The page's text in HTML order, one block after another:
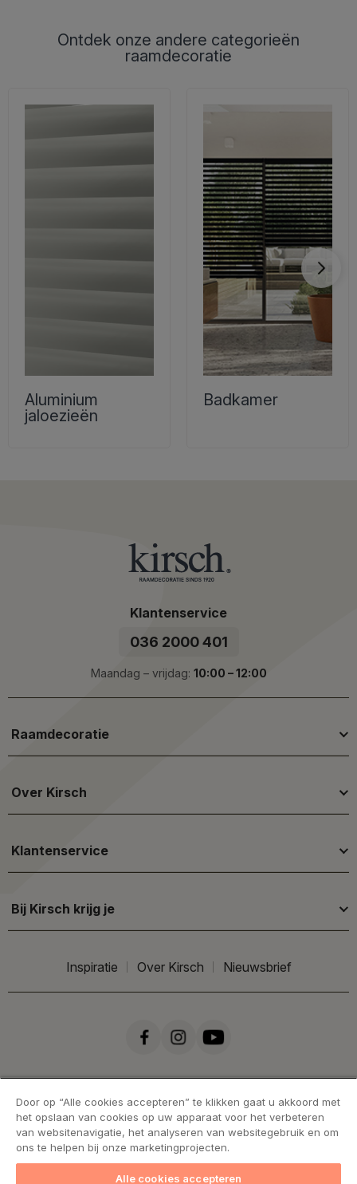
Ontdek onze andere categorieën
raamdecoratie
Aluminium
jaloezieën
Badkamer
Klantenservice
036 2000 401
Maandag – vrijdag: 10:00 – 12:00
Raamdecoratie
Over Kirsch
Klantenservice
Bij Kirsch krijg je
Inspiratie Over Kirsch Nieuwsbrief
Door op “Alle cookies accepteren” te klikken gaat u akkoord met
het opslaan van cookies op uw apparaat voor het verbeteren
van websitenavigatie, het analyseren van websitegebruik en om
ons te helpen bij onze marketingprojecten.
Alle cookies accepteren